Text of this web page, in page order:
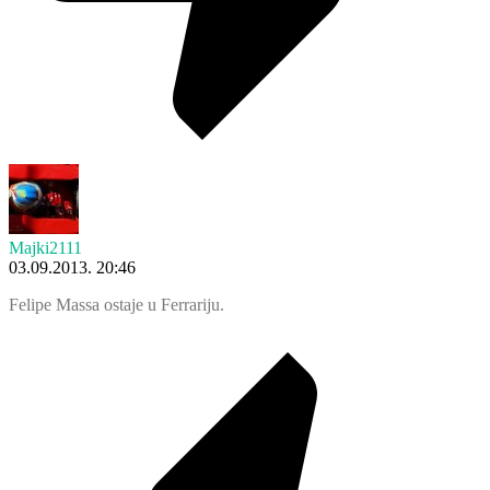
Majki2111
03.09.2013. 20:46
Felipe Massa ostaje u Ferrariju.